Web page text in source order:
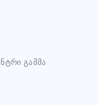
გამმა